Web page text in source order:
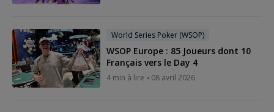
World Series Poker (WSOP)
WSOP Europe : 85 Joueurs dont 10
Français vers le Day 4
4 min à lire 08 avril 2026